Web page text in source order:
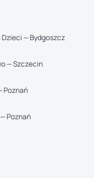
Dzieci — Bydgoszcz
— Szczecin
Poznań
Poznań